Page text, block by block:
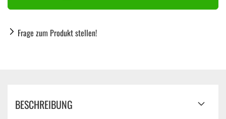
Frage zum Produkt stellen!
BESCHREIBUNG